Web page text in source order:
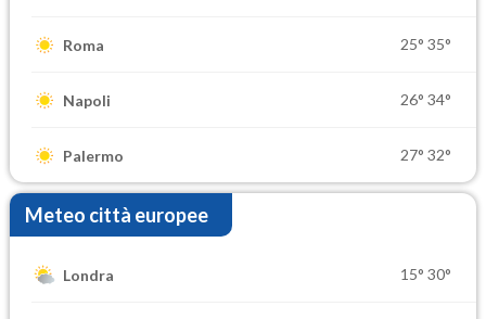
Roma 25° 35°
Napoli 26° 34°
Palermo 27° 32°
Meteo città europee
Londra 15° 30°